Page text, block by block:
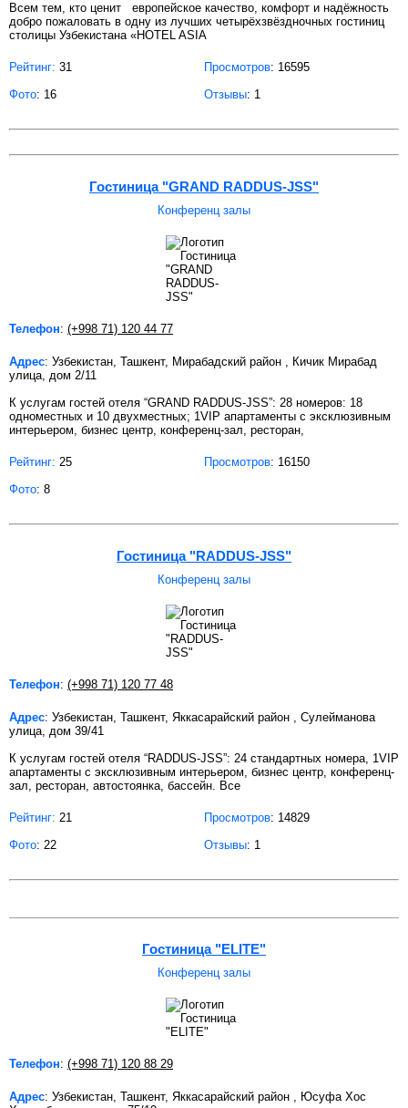
Всем тем, кто ценит европейское качество, комфорт и надёжность
добро пожаловать в одну из лучших четырёхзвёздночных гостиниц
столицы Узбекистана «HOTEL ASIA
Рейтинг: 31 Просмотров: 16595
Фото: 16 Отзывы: 1
Гостиница "GRAND RADDUS-JSS"
Конференц залы
Телефон: (+998 71) 120 44 77
Адрес: Узбекистан, Ташкент, Мирабадский район , Кичик Мирабад
улица, дом 2/11
К услугам гостей отеля “GRAND RADDUS-JSS”: 28 номеров: 18
одноместных и 10 двухместных; 1VIP апартаменты с эксклюзивным
интерьером, бизнес центр, конференц-зал, ресторан,
Рейтинг: 25 Просмотров: 16150
Фото: 8
Гостиница "RADDUS-JSS"
Конференц залы
Телефон: (+998 71) 120 77 48
Адрес: Узбекистан, Ташкент, Яккасарайский район , Сулейманова
улица, дом 39/41
К услугам гостей отеля “RADDUS-JSS”: 24 стандартных номера, 1VIP
апартаменты с эксклюзивным интерьером, бизнес центр, конференц-
зал, ресторан, автостоянка, бассейн. Все
Рейтинг: 21 Просмотров: 14829
Фото: 22 Отзывы: 1
Гостиница "ELITE"
Конференц залы
Телефон: (+998 71) 120 88 29
Адрес: Узбекистан, Ташкент, Яккасарайский район , Юсуфа Хос